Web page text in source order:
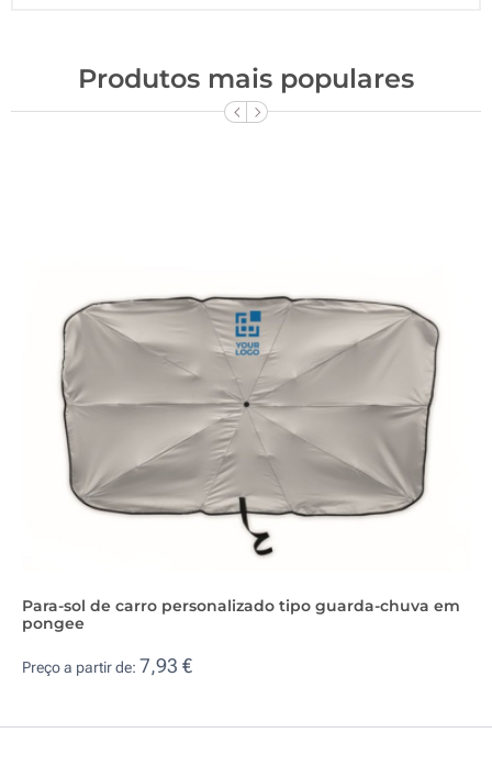
Produtos mais populares
Para-sol de carro personalizado tipo guarda-chuva em
pongee
Preço a partir de: 7,93 €